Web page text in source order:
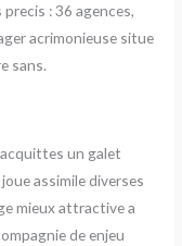
: 36 agences,
acrimonieuse situe
sans.
un galet
assimile diverses
mieux attractive a
de enjeu